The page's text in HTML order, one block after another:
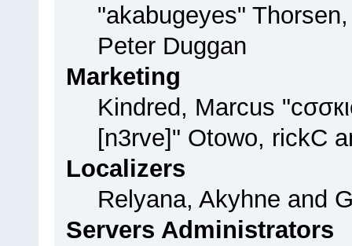
"akabugeyes"
Peter Duggan
Marketing
Kindred, Marcus
[n3rve]" Otowo, rickC
Localizers
Relyana, Akyhne and
Servers Administrators